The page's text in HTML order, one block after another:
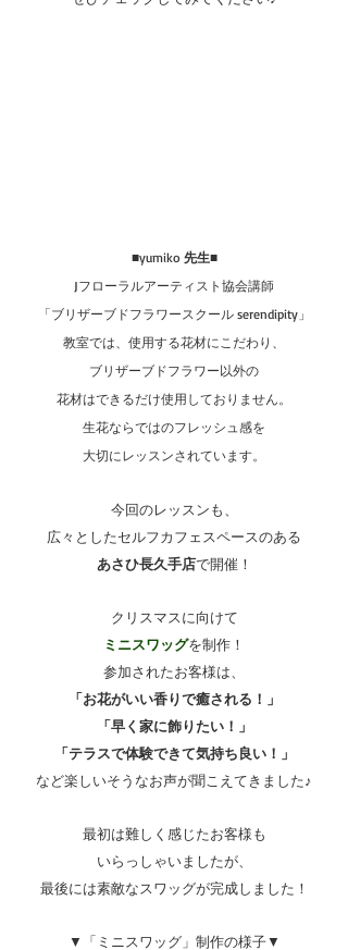
■yumiko 先生■
Jフローラルアーティスト協会講師
「ブリザーブドフラワースクール serendipity」
教室では、使用する花材にこだわり、
ブリザーブドフラワー以外の
花材はできるだけ使用しておりません。
生花ならではのフレッシュ感を
大切にレッスンされています。
今回のレッスンも、
広々としたセルフカフェスペースのある
あさひ長久手店で開催！
クリスマスに向けて
ミニスワッグを制作！
参加されたお客様は、
「お花がいい香りで癒される！」
「早く家に飾りたい！」
「テラスで体験できて気持ち良い！」
など楽しいそうなお声が聞こえてきました♪
最初は難しく感じたお客様も
いらっしゃいましたが、
最後には素敵なスワッグが完成しました！
▼「ミニスワッグ」制作の様子▼